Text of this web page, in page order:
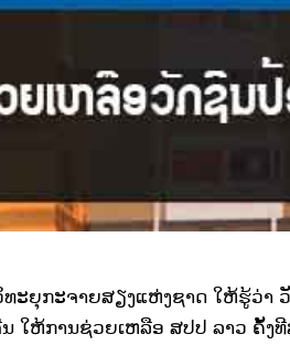
ທະຍຸກະຈາຍສຽງແຫ່ງຊາດ ໃຫ້ຮູ້ວ່າ
ໃຫ້ການຊ່ວຍເຫລືອ ສປປ ລາວ ຄັ້ງ